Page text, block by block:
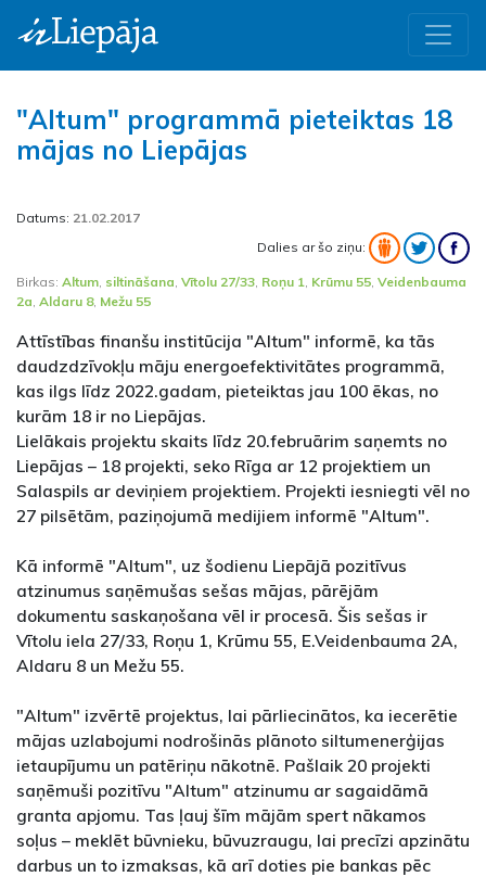
"Altum" programmā pieteiktas 18
mājas no Liepājas
Datums: 21.02.2017
Dalies ar šo ziņu:
Birkas: Altum siltināšana Vītolu 27/33 Roņu 1 Krūmu 55 Veidenbauma
2a Aldaru 8, Mežu 55
Attīstības finanšu institūcija "Altum" informē, ka tās
daudzdzīvokļu māju energoefektivitātes programmā,
kas ilgs līdz 2022.gadam, pieteiktas jau 100 ēkas, no
kurām 18 ir no Liepājas.
Lielākais projektu skaits līdz 20.februārim saņemts no
Liepājas – 18 projekti, seko Rīga ar 12 projektiem un
Salaspils ar deviņiem projektiem. Projekti iesniegti vēl no
27 pilsētām, paziņojumā medijiem informē "Altum".
Kā informē "Altum", uz šodienu Liepājā pozitīvus
atzinumus saņēmušas sešas mājas, pārējām
dokumentu saskaņošana vēl ir procesā. Šis sešas ir
Vītolu iela 27/33, Roņu 1, Krūmu 55, E.Veidenbauma 2A,
Aldaru 8 un Mežu 55.
"Altum" izvērtē projektus, lai pārliecinātos, ka iecerētie
mājas uzlabojumi nodrošinās plānoto siltumenerģijas
ietaupījumu un patēriņu nākotnē. Pašlaik 20 projekti
saņēmuši pozitīvu "Altum" atzinumu ar sagaidāmā
granta apjomu. Tas ļauj šīm mājām spert nākamos
soļus – meklēt būvnieku, būvuzraugu, lai precīzi apzinātu
darbus un to izmaksas, kā arī doties pie bankas pēc